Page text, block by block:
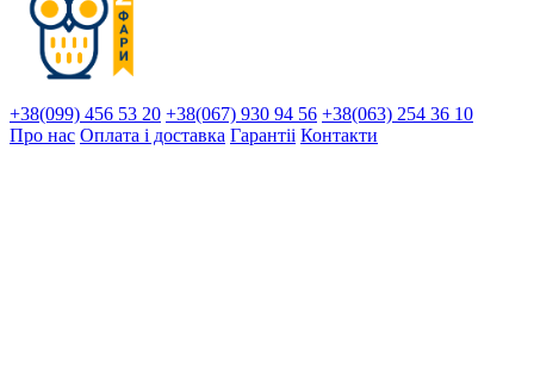
+38(099) 456 53 20 +38(067) 930 94 56 +38(063) 254 36 10
Про нас Оплата і доставка Гарантіi Контакти